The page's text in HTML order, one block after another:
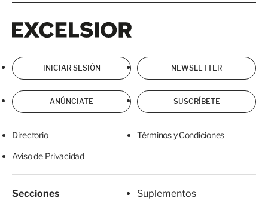
INICIAR SESIÓN NEWSLETTER
ANÚNCIATE SUSCRÍBETE
Directorio Términos y Condiciones
Aviso de Privacidad
Secciones
Suplementos